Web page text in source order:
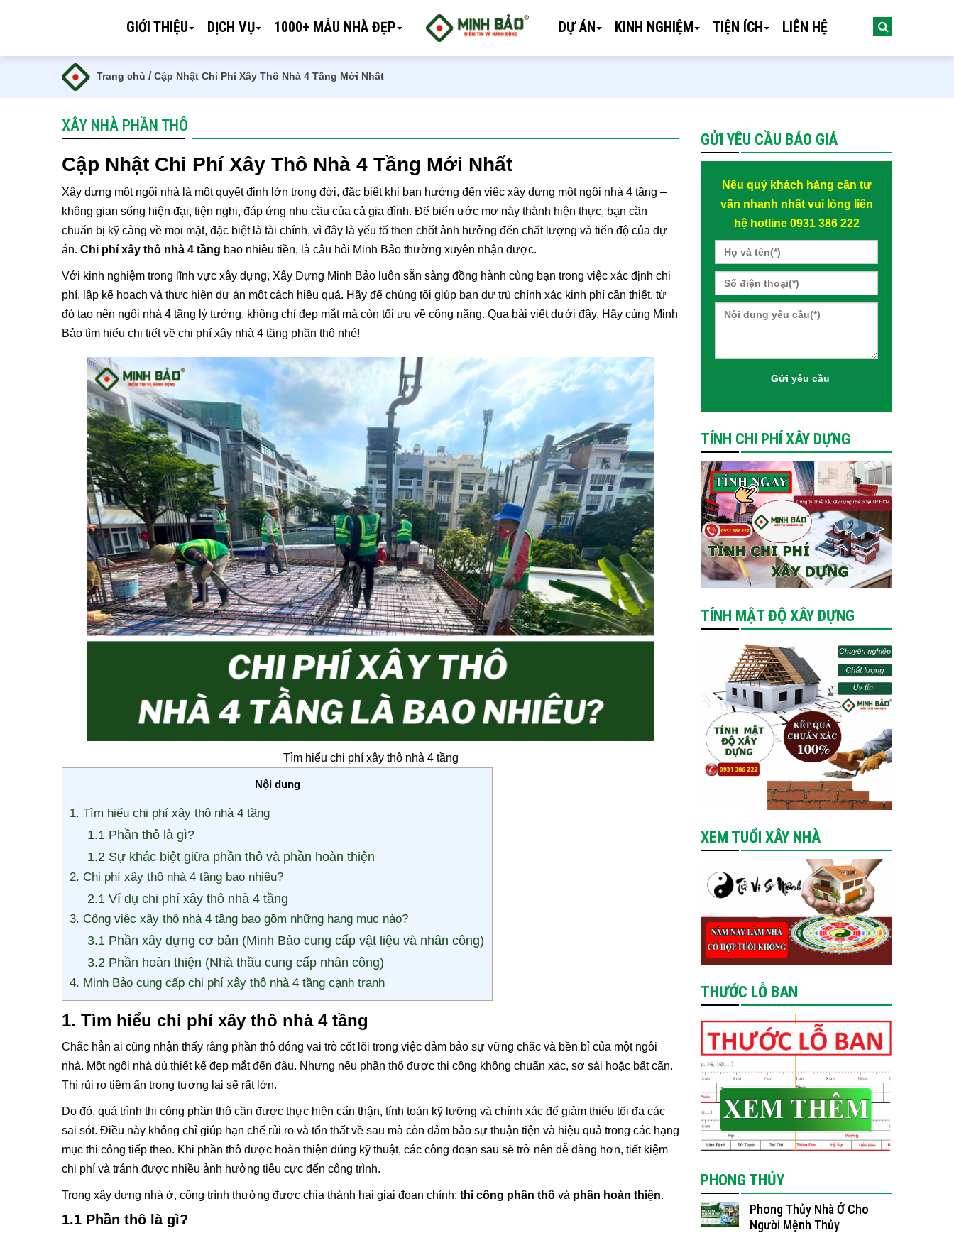
GIỚI THIỆU DỊCH VỤ 1000+ MẪU NHÀ ĐẸP DỰ ÁN KINH NGHIỆM TIỆN ÍCH LIÊN HỆ
Trang chủ /Cập Nhật Chi Phí Xây Thô Nhà 4 Tầng Mới Nhất
XÂY NHÀ PHẦN THÔ
Cập Nhật Chi Phí Xây Thô Nhà 4 Tầng Mới Nhất
Xây dựng một ngôi nhà là một quyết định lớn trong đời, đặc biệt khi bạn hướng đến việc xây dựng một ngôi nhà 4 tầng –
không gian sống hiện đại, tiện nghi, đáp ứng nhu cầu của cả gia đình. Để biến ước mơ này thành hiện thực, bạn cần
chuẩn bị kỹ càng về mọi mặt, đặc biệt là tài chính, vì đây là yếu tố then chốt ảnh hưởng đến chất lượng và tiến độ của dự
án. Chi phí xây thô nhà 4 tầng bao nhiêu tiền, là câu hỏi Minh Bảo thường xuyên nhận được.
Với kinh nghiệm trong lĩnh vực xây dựng, Xây Dựng Minh Bảo luôn sẵn sàng đồng hành cùng bạn trong việc xác định chi
phí, lập kế hoạch và thực hiện dự án một cách hiệu quả. Hãy để chúng tôi giúp bạn dự trù chính xác kinh phí cần thiết, từ
đó tạo nên ngôi nhà 4 tầng lý tưởng, không chỉ đẹp mắt mà còn tối ưu về công năng. Qua bài viết dưới đây. Hãy cùng Minh
Bảo tìm hiểu chi tiết về chi phí xây nhà 4 tầng phần thô nhé!
Tìm hiểu chi phí xây thô nhà 4 tầng
Nội dung
1. Tìm hiểu chi phí xây thô nhà 4 tầng
1.1 Phần thô là gì?
1.2 Sự khác biệt giữa phần thô và phần hoàn thiện
2. Chi phí xây thô nhà 4 tầng bao nhiêu?
2.1 Ví dụ chi phí xây thô nhà 4 tầng
3. Công việc xây thô nhà 4 tầng bao gồm những hạng mục nào?
3.1 Phần xây dựng cơ bản (Minh Bảo cung cấp vật liệu và nhân công)
3.2 Phần hoàn thiện (Nhà thầu cung cấp nhân công)
4. Minh Bảo cung cấp chi phí xây thô nhà 4 tầng cạnh tranh
1. Tìm hiểu chi phí xây thô nhà 4 tầng
Chắc hẳn ai cũng nhận thấy rằng phần thô đóng vai trò cốt lõi trong việc đảm bảo sự vững chắc và bền bỉ của một ngôi
nhà. Một ngôi nhà dù thiết kế đẹp mắt đến đâu. Nhưng nếu phần thô được thi công không chuẩn xác, sơ sài hoặc bất cẩn.
Thì rủi ro tiềm ẩn trong tương lai sẽ rất lớn.
Do đó, quá trình thi công phần thô cần được thực hiện cẩn thận, tính toán kỹ lưỡng và chính xác để giảm thiểu tối đa các
sai sót. Điều này không chỉ giúp hạn chế rủi ro và tổn thất về sau mà còn đảm bảo sự thuận tiện và hiệu quả trong các hạng
mục thi công tiếp theo. Khi phần thô được hoàn thiện đúng kỹ thuật, các công đoạn sau sẽ trở nên dễ dàng hơn, tiết kiệm
chi phí và tránh được nhiều ảnh hưởng tiêu cực đến công trình.
Trong xây dựng nhà ở, công trình thường được chia thành hai giai đoạn chính: thi công phần thô và phần hoàn thiện.
1.1 Phần thô là gì?
GỬI YÊU CẦU BÁO GIÁ
Nếu quý khách hàng cần tư
vấn nhanh nhất vui lòng liên
hệ hotline 0931 386 222
TÍNH CHI PHÍ XÂY DỰNG
TÍNH MẬT ĐỘ XÂY DỰNG
XEM TUỔI XÂY NHÀ
THƯỚC LỖ BAN
PHONG THỦY
Phong Thủy Nhà Ở Cho
Người Mệnh Thủy